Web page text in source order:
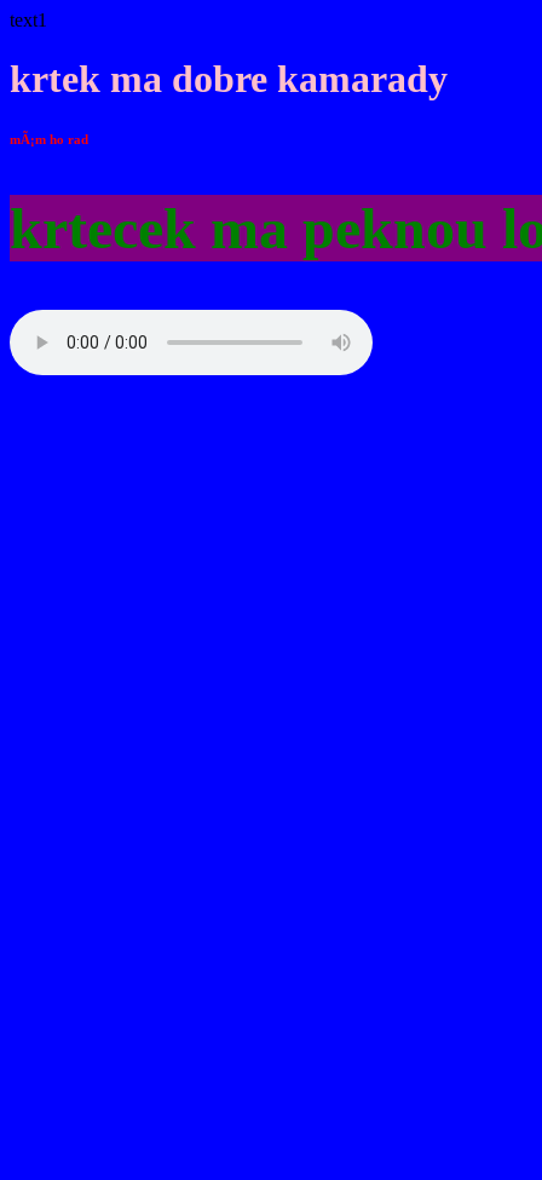
text1
krtek ma dobre kamarady
mÃ¡m ho rad
krtecek ma peknou